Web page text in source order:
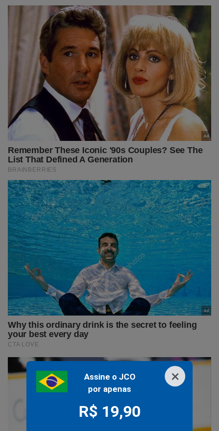
×
Assine o JCO
por apenas
R$ 19,90